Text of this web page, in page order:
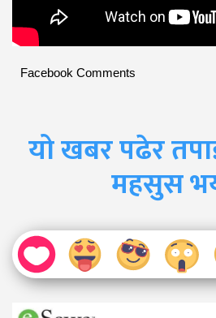
Facebook Comments
यो खबर पढेर
महसुस